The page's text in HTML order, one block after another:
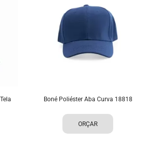
Boné Poliéster Aba Curva 18818
ORÇAR